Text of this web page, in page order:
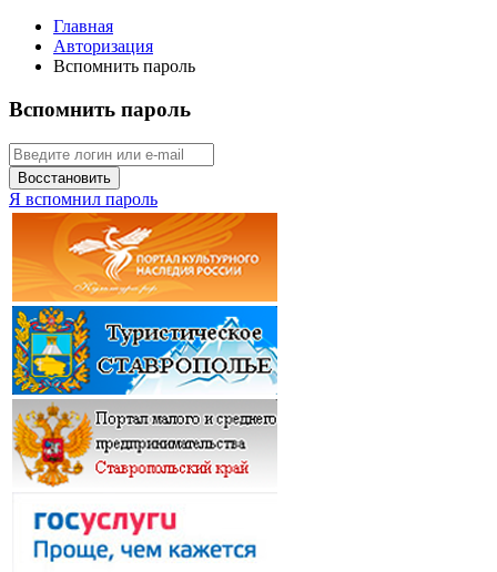
Главная
Авторизация
Вспомнить пароль
Вспомнить пароль
Восстановить
Я вспомнил пароль